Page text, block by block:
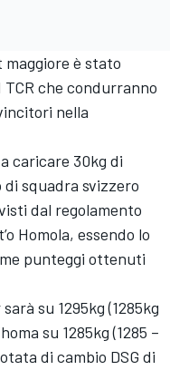
maggiore è stato
TCR che condurranno
nella
caricare 30kg di
squadra svizzero
dal regolamento
Homola, essendo lo
punteggi ottenuti
su 1295kg (1285kg
su 1285kg (1285 –
di cambio DSG di